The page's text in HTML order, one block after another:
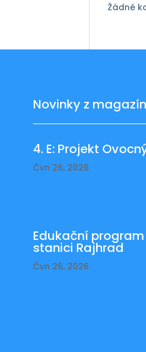
Žádné
Novinky z
4. E: Projekt
Čvn 26, 2026
Edukační
stanici Rajhrad
Čvn 26, 2026